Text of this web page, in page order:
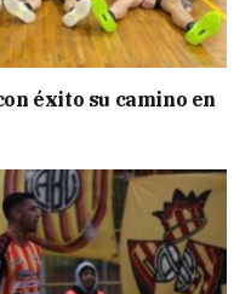
éxito su camino en